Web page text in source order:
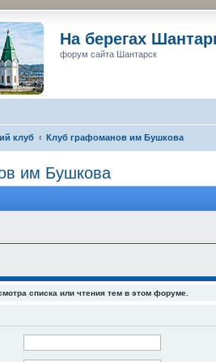
На берегах
форум сайта Шантарск
клуб Клуб графоманов им Бушкова
им Бушкова
списка или чтения тем в этом форуме.